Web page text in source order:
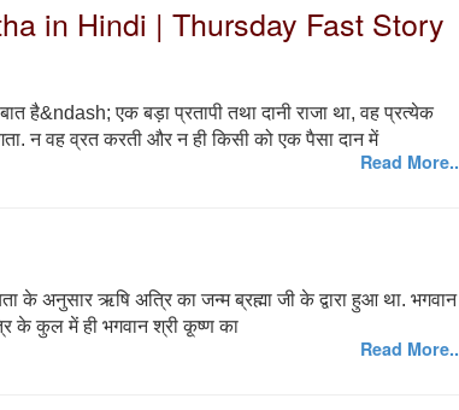
in Hindi | Thursday Fast Story
है&ndash; एक बड़ा प्रतापी तथा दानी राजा था, वह प्रत्येक
न वह व्रत करती और न ही किसी को एक पैसा दान में
Read More..
अनुसार ऋषि अत्रि का जन्म ब्रह्मा जी के द्वारा हुआ था. भगवान
के कुल में ही भगवान श्री कृ्ष्ण का
Read More..